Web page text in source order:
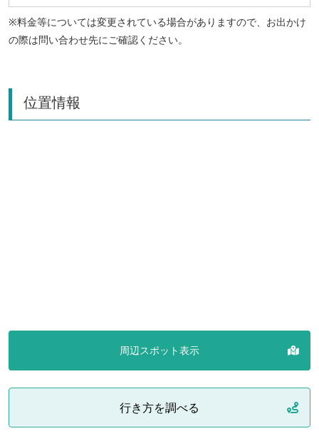
※料金等については変更されている場合がありますので、お出かけ
の際は問い合わせ先にご確認ください。
位置情報
周辺スポット表示
行き方を調べる